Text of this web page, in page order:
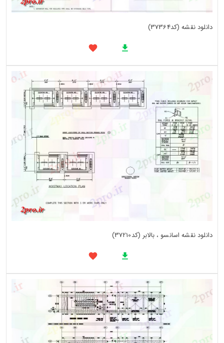
دانلود نقشه (کد37364)
دانلود نقشه اسانسو ، بالابر (کد37210)